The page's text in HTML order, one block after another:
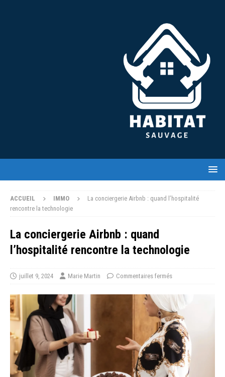
ACCUEIL IMMO
La conciergerie Airbnb : quand l’hospitalité
rencontre la technologie
La conciergerie Airbnb : quand
l’hospitalité rencontre la technologie
juillet 9, 2024 Marie Martin Commentaires fermés